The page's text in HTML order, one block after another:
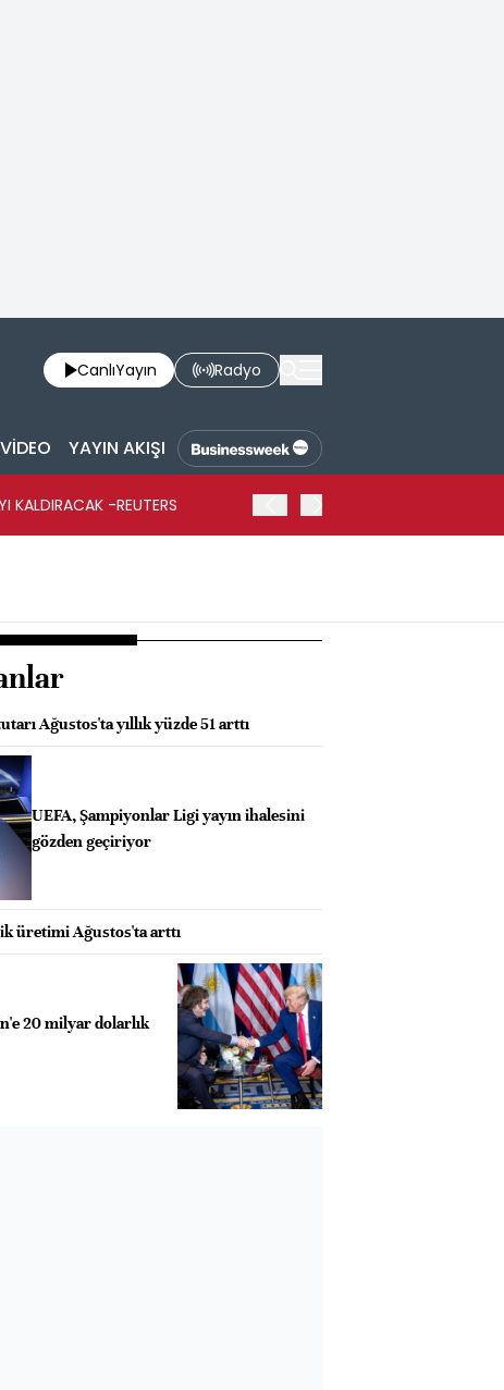
CanlıYayın Radyo
VİDEO YAYIN AKIŞI
KALDIRACAK -REUTERS
Ağustos'ta yıllık yüzde 51 arttı
UEFA, Şampiyonlar Ligi yayın ihalesini
gözden geçiriyor
üretimi Ağustos'ta arttı
20 milyar dolarlık